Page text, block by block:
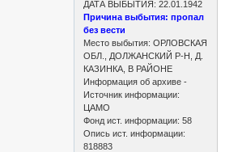
ДАТА ВЫБЫТИЯ: 22.01.1942
Причина выбытия: пропал
без вести
Место выбытия: ОРЛОВСКАЯ
ОБЛ., ДОЛЖАНСКИЙ Р-Н, Д.
КАЗИНКА, В РАЙОНЕ
Информация об архиве -
Источник информации:
ЦАМО
Фонд ист. информации: 58
Опись ист. информации:
818883